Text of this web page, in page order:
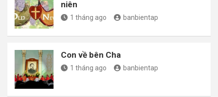
niên
1 tháng ago banbientap
Con về bên Cha
1 tháng ago banbientap